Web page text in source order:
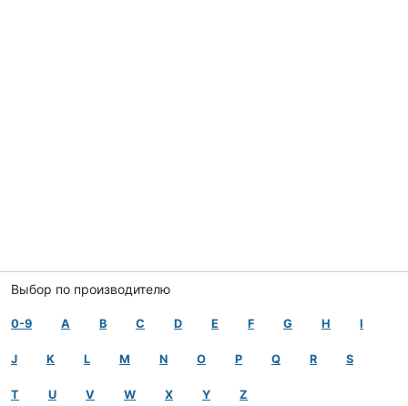
Выбор по производителю
0-9 A B C D E F G H I
J K L M N O P Q R S
T U V W X Y Z